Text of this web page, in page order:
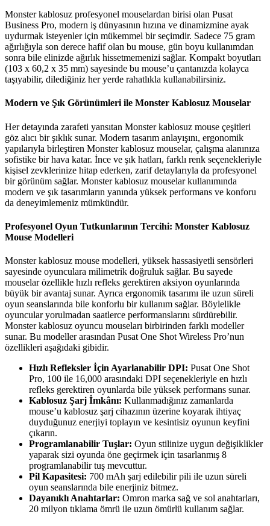
Monster kablosuz profesyonel mouselardan birisi olan Pusat
Business Pro, modern iş dünyasının hızına ve dinamizmine ayak
uydurmak isteyenler için mükemmel bir seçimdir. Sadece 75 gram
ağırlığıyla son derece hafif olan bu mouse, gün boyu kullanımdan
sonra bile elinizde ağırlık hissetmemenizi sağlar. Kompakt boyutları
(103 x 60,2 x 35 mm) sayesinde bu mouse’u çantanızda kolayca
taşıyabilir, dilediğiniz her yerde rahatlıkla kullanabilirsiniz.
Modern ve Şık Görünümleri ile Monster Kablosuz Mouselar
Her detayında zarafeti yansıtan Monster kablosuz mouse çeşitleri
göz alıcı bir şıklık sunar. Modern tasarım anlayışını, ergonomik
yapılarıyla birleştiren Monster kablosuz mouselar, çalışma alanınıza
sofistike bir hava katar. İnce ve şık hatları, farklı renk seçenekleriyle
kişisel zevklerinize hitap ederken, zarif detaylarıyla da profesyonel
bir görünüm sağlar. Monster kablosuz mouselar kullanımında
modern ve şık tasarımların yanında yüksek performans ve konforu
da deneyimlemeniz mümkündür.
Profesyonel Oyun Tutkunlarının Tercihi: Monster Kablosuz
Mouse Modelleri
Monster kablosuz mouse modelleri, yüksek hassasiyetli sensörleri
sayesinde oyunculara milimetrik doğruluk sağlar. Bu sayede
mouselar özellikle hızlı refleks gerektiren aksiyon oyunlarında
büyük bir avantaj sunar. Ayrıca ergonomik tasarımı ile uzun süreli
oyun seanslarında bile konforlu bir kullanım sağlar. Böylelikle
oyuncular yorulmadan saatlerce performanslarını sürdürebilir.
Monster kablosuz oyuncu mouseları birbirinden farklı modeller
sunar. Bu modeller arasından Pusat One Shot Wireless Pro’nun
özellikleri aşağıdaki gibidir.
Hızlı Refleksler İçin Ayarlanabilir DPI: Pusat One Shot
Pro, 100 ile 16,000 arasındaki DPI seçenekleriyle en hızlı
refleks gerektiren oyunlarda bile yüksek performans sunar.
Kablosuz Şarj İmkânı: Kullanmadığınız zamanlarda
mouse’u kablosuz şarj cihazının üzerine koyarak ihtiyaç
duyduğunuz enerjiyi toplayın ve kesintisiz oyunun keyfini
çıkarın.
Programlanabilir Tuşlar: Oyun stilinize uygun değişiklikler
yaparak sizi oyunda öne geçirmek için tasarlanmış 8
programlanabilir tuş mevcuttur.
Pil Kapasitesi: 700 mAh şarj edilebilir pili ile uzun süreli
oyun seanslarında bile enerjiniz bitmez.
Dayanıklı Anahtarlar: Omron marka sağ ve sol anahtarları,
20 milyon tıklama ömrü ile uzun ömürlü kullanım sağlar.